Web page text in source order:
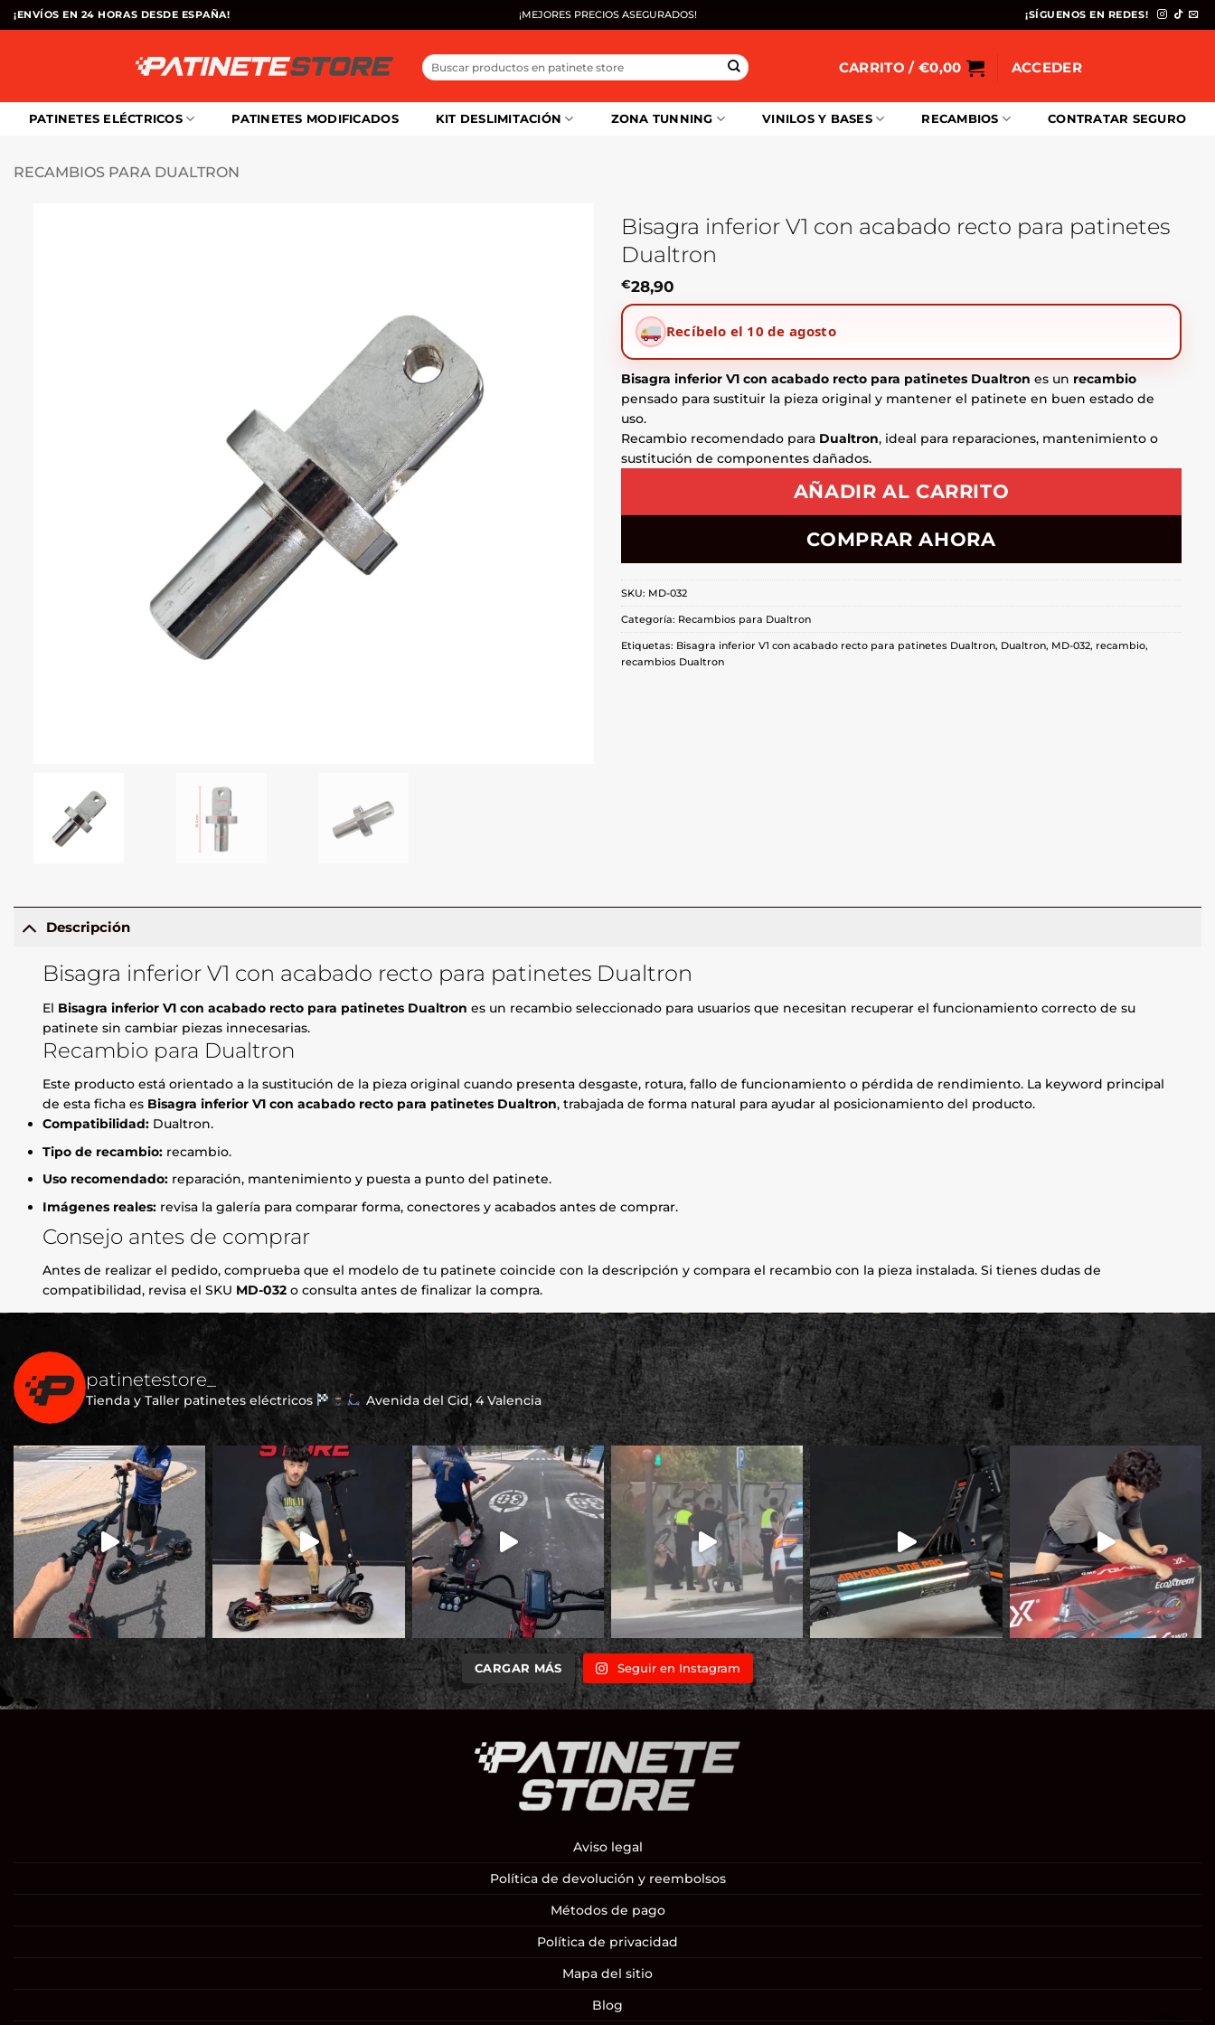
Saltar
al
¡ENVÍOS EN 24 HORAS DESDE ESPAÑA! ¡MEJORES PRECIOS ASEGURADOS! ¡SÍGUENOS EN REDES!
Buscar
por:
CARRITO / €0,00 ACCEDER
PATINETES ELÉCTRICOS PATINETES MODIFICADOS KIT DESLIMITACIÓN ZONA TUNNING VINILOS Y BASES RECAMBIOS CONTRATAR SEGURO
RECAMBIOS PARA DUALTRON
Bisagra inferior V1 con acabado recto para patinetes
Dualtron
€28,90
Recíbelo el 10 de agosto
Bisagra inferior V1 con acabado recto para patinetes Dualtron es un recambio
pensado para sustituir la pieza original y mantener el patinete en buen estado de
uso.
Recambio recomendado para Dualtron, ideal para reparaciones, mantenimiento o
sustitución de componentes dañados.
AÑADIR AL CARRITO
COMPRAR AHORA
SKU: MD-032
Categoría: Recambios para Dualtron
Etiquetas: Bisagra inferior V1 con acabado recto para patinetes Dualtron, Dualtron, MD-032, recambio,
recambios Dualtron
Descripción
Bisagra inferior V1 con acabado recto para patinetes Dualtron
El Bisagra inferior V1 con acabado recto para patinetes Dualtron es un recambio seleccionado para usuarios que necesitan recuperar el funcionamiento correcto de su
patinete sin cambiar piezas innecesarias.
Recambio para Dualtron
Este producto está orientado a la sustitución de la pieza original cuando presenta desgaste, rotura, fallo de funcionamiento o pérdida de rendimiento. La keyword principal
de esta ficha es Bisagra inferior V1 con acabado recto para patinetes Dualtron, trabajada de forma natural para ayudar al posicionamiento del producto.
Compatibilidad: Dualtron.
Tipo de recambio: recambio.
Uso recomendado: reparación, mantenimiento y puesta a punto del patinete.
Imágenes reales: revisa la galería para comparar forma, conectores y acabados antes de comprar.
Consejo antes de comprar
Antes de realizar el pedido, comprueba que el modelo de tu patinete coincide con la descripción y compara el recambio con la pieza instalada. Si tienes dudas de
compatibilidad, revisa el SKU MD-032 o consulta antes de finalizar la compra.
patinetestore_
Tienda y Taller patinetes eléctricos Avenida del Cid, 4 Valencia
CARGAR MÁS Seguir en Instagram
Aviso legal
Política de devolución y reembolsos
Métodos de pago
Política de privacidad
Mapa del sitio
Blog